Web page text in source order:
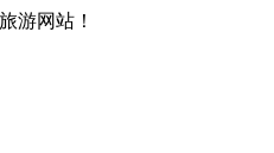
游网站！